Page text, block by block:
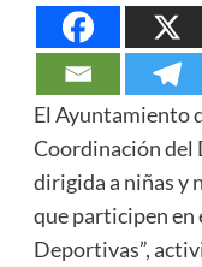
El Ayuntamiento
Coordinación del
dirigida a niñas y
que participen en
Deportivas”,